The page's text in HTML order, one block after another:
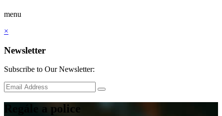
menu
×
Newsletter
Subscribe to Our Newsletter:
Subscribe
Regále a police